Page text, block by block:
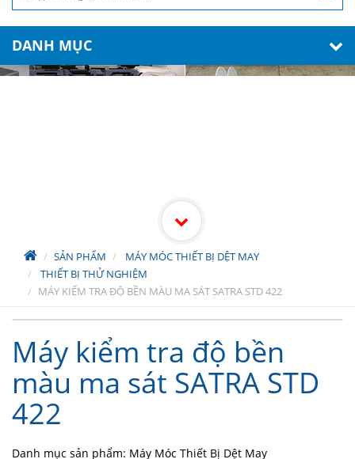
DANH MỤC
SẢN PHẨM
MÁY MÓC THIẾT BỊ DỆT MAY
THIẾT BỊ THỬ NGHIỆM
MÁY KIỂM TRA ĐỘ BỀN MÀU MA SÁT SATRA STD 422
Máy kiểm tra độ bền
màu ma sát SATRA STD
422
Danh mục sản phẩm: Máy Móc Thiết Bị Dệt May